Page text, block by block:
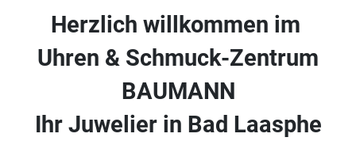
Herzlich willkommen im
Uhren & Schmuck-Zentrum
BAUMANN
Ihr Juwelier in Bad Laasphe